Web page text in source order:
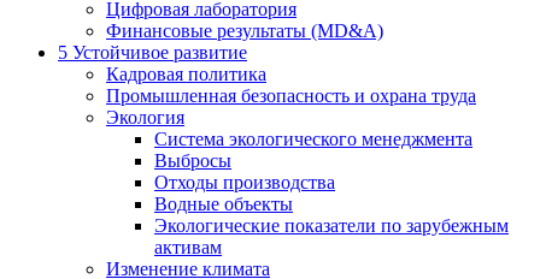
Цифровая лаборатория
Финансовые результаты (MD&A)
5 Устойчивое развитие
Кадровая политика
Промышленная безопасность и охрана труда
Экология
Система экологического менеджмента
Выбросы
Отходы производства
Водные объекты
Экологические показатели по зарубежным
активам
Изменение климата